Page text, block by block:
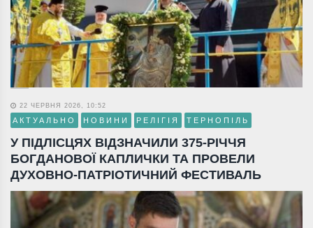
22 ЧЕРВНЯ 2026, 10:52
АКТУАЛЬНО НОВИНИ РЕЛІГІЯ ТЕРНОПІЛЬ
У ПІДЛІСЦЯХ ВІДЗНАЧИЛИ 375-РІЧЧЯ
БОГДАНОВОЇ КАПЛИЧКИ ТА ПРОВЕЛИ
ДУХОВНО-ПАТРІОТИЧНИЙ ФЕСТИВАЛЬ